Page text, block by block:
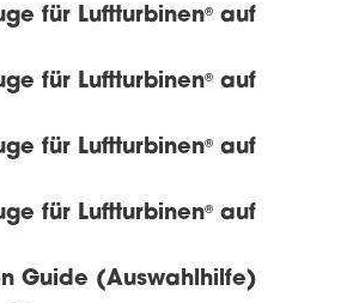
für Luftturbinen®
auf
für Luftturbinen®
auf
für Luftturbinen®
auf
für Luftturbinen®
auf
Guide (Auswahlhilfe)